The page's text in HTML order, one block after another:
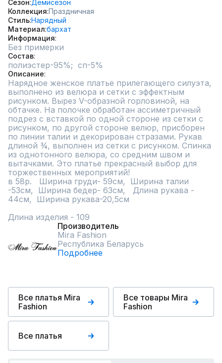
Сезон Демисезон
Коллекция Праздничная
СтильНарядный
Материал бархат
Информация
Без примерки
Состав
полиэстер-95%;  сп-5%
Описание
Нарядное женское платье прилегающего силуэта,
выполнено из велюра и сетки с эффектным
рисунком. Вырез V-образной горловиной, на
обтачке. На полочке обработан ассиметричный
подрез с вставкой по одной стороне из сетки с
рисунком, по другой стороне велюр, присборен
по линии талии и декорирован стразами. Рукав
длиной ¾, выполнен из сетки с рисунком. Спинка
из однотонного велюра, со средним швом и
вытачками. Это платье прекрасный выбор для
торжественных мероприятий!
в 58р.   Ширина груди- 59см,  Ширина талии
-53см,  Ширина бедер- 63см,   Длина рукава -
44см,  Ширина рукава-20,5см
Длина изделия - 109
Производитель
Mira Fashion
Республика Беларусь
Подробнее
Все платья Mira
Fashion
Все товары Mira
Fashion
Все платья